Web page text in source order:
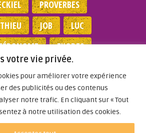
votre vie privée.
pour améliorer votre expérience
des publicités ou des contenus
notre trafic. En cliquant sur « Tout
à notre utilisation des cookies.
PROVERBES
JOB
LUC
EXODES
légales
Dieu A Agi
Dans ma Vie